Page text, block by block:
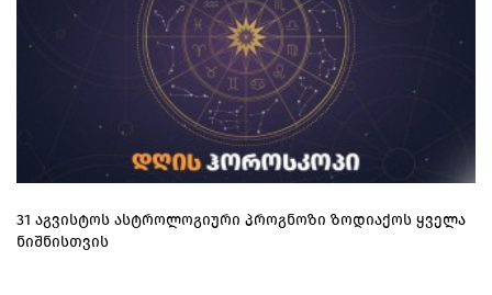
31 აგვისტოს ასტროლოგიური პროგნოზი ზოდიაქოს ყველა
ნიშნისთვის